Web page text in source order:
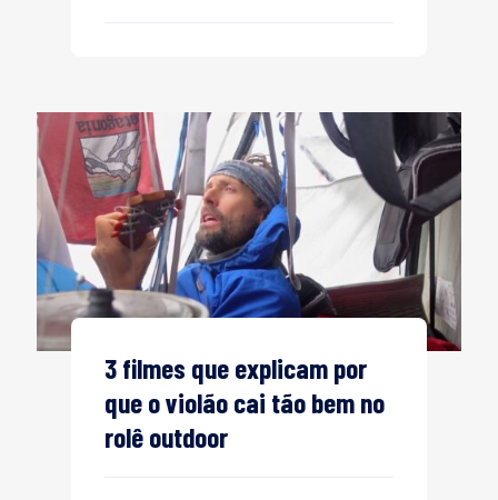
3 filmes que explicam por
que o violão cai tão bem no
rolê outdoor